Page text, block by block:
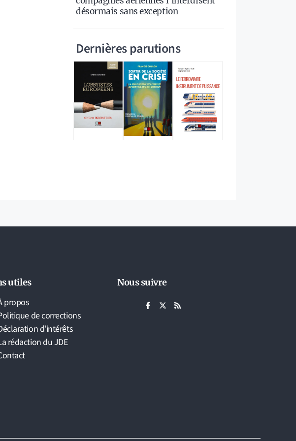
désormais sans exception
Dernières parutions
utiles
propos
de corrections
d’intérêts
rédaction du JDE
Nous suivre